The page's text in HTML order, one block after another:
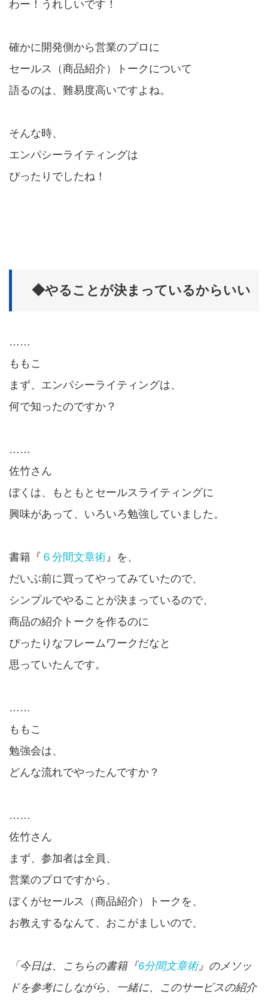
わー！うれしいです！
確かに開発側から営業のプロに
セールス（商品紹介）トークについて
語るのは、難易度高いですよね。
そんな時、
エンパシーライティングは
ぴったりでしたね！
◆やることが決まっているからいい
……
ももこ
まず、エンパシーライティングは、
何で知ったのですか？
……
佐竹さん
ぼくは、もともとセールスライティングに
興味があって、いろいろ勉強していました。
書籍『 ６分間文章術 』を、
だいぶ前に買ってやってみていたので、
シンプルでやることが決まっているので、
商品の紹介トークを作るのに
ぴったりなフレームワークだなと
思っていたんです。
……
ももこ
勉強会は、
どんな流れでやったんですか？
……
佐竹さん
まず、参加者は全員、
営業のプロですから、
ぼくがセールス（商品紹介）トークを、
お教えするなんて、おこがましいので、
「今日は、こちらの書籍『6分間文章術』のメソッ
ドを参考にしながら、一緒に、このサービスの紹介